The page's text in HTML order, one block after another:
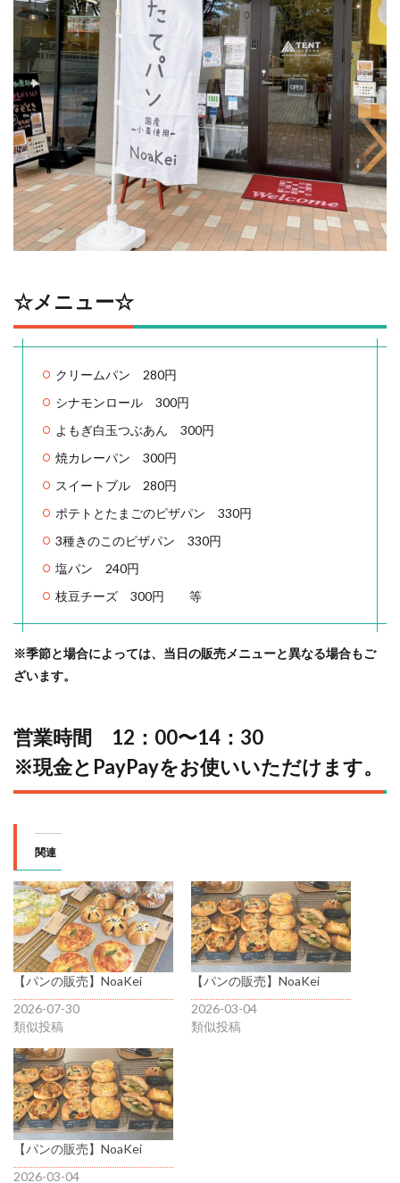
☆メニュー☆
クリームパン 280円
シナモンロール 300円
よもぎ白玉つぶあん 300円
焼カレーパン 300円
スイートブル 280円
ポテトとたまごのピザパン 330円
3種きのこのピザパン 330円
塩パン 240円
枝豆チーズ 300円 等
※季節と場合によっては、当日の販売メニューと異なる場合もご
ざいます。
営業時間 12：00〜14：30
※現金とPayPayをお使いいただけます。
関連
【パンの販売】NoaKei
2026-07-30
類似投稿
【パンの販売】NoaKei
2026-03-04
類似投稿
【パンの販売】NoaKei
2026-03-04